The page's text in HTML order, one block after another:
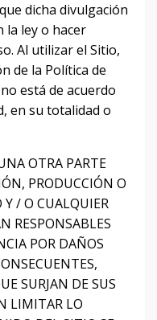
dicha divulgación
la ley o hacer
Al utilizar el Sitio,
de la Política de
está de acuerdo
en su totalidad o
OTRA PARTE
PRODUCCIÓN O
/ O CUALQUIER
RESPONSABLES
POR DAÑOS
SURJAN DE SUS
LIMITAR LO